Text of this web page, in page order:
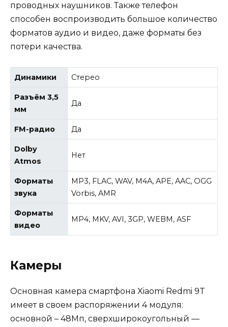
проводных наушников. Также телефон
способен воспроизводить большое количество
форматов аудио и видео, даже форматы без
потери качества.
Динамики Стерео
Разъём 3,5
мм
Да
FM-радио Да
Dolby
Atmos
Нет
Форматы
звука
MP3, FLAC, WAV, M4A, APE, AAC, OGG
Vorbis, AMR
Форматы
видео
MP4, MKV, AVI, 3GP, WEBM, ASF
Камеры
Основная камера смартфона Xiaomi Redmi 9T
имеет в своем распоряжении 4 модуля:
основной – 48Мп, сверхширокоугольный —